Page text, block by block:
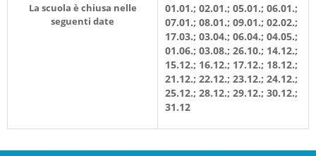
La scuola è chiusa nelle
seguenti date
01.01.; 02.01.; 05.01.; 06.01.;
07.01.; 08.01.; 09.01.; 02.02.;
17.03.; 03.04.; 06.04.; 04.05.;
01.06.; 03.08.; 26.10.; 14.12.;
15.12.; 16.12.; 17.12.; 18.12.;
21.12.; 22.12.; 23.12.; 24.12.;
25.12.; 28.12.; 29.12.; 30.12.;
31.12